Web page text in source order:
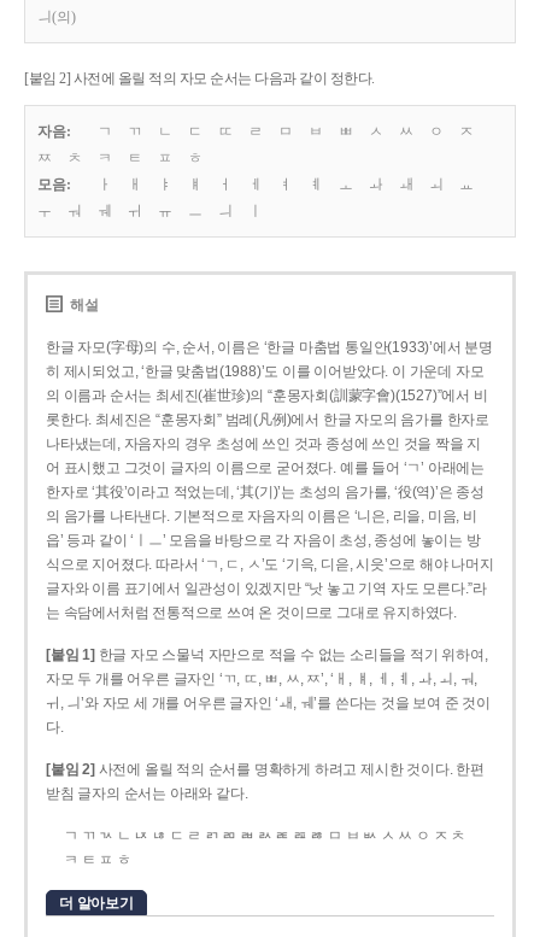
ㅢ(의)
[붙임 2] 사전에 올릴 적의 자모 순서는 다음과 같이 정한다.
자음: ㄱ ㄲ ㄴ ㄷ ㄸ ㄹ ㅁ ㅂ ㅃ ㅅ ㅆ ㅇ
ㅈ
ㅉ
ㅊ ㅋ ㅌ ㅍ
ㅎ
모음:
ㅏ ㅐ ㅑ ㅒ ㅓ ㅔ ㅕ ㅖ ㅗ ㅘ ㅙ ㅚ
ㅛ
ㅜ
ㅝ ㅞ ㅟ ㅠ ㅡ ㅢ
해설
한글 자모(字母)의 수, 순서, 이름은 ‘한글 마춤법 통일안(1933)’에서 분명
히 제시되었고, ‘한글 맞춤법(1988)’도 이를 이어받았다. 이 가운데 자모
의 이름과 순서는 최세진(崔世珍)의 “훈몽자회(訓蒙字會)(1527)”에서 비
롯한다. 최세진은 “훈몽자회” 범례(凡例)에서 한글 자모의 음가를 한자로
나타냈는데, 자음자의 경우 초성에 쓰인 것과 종성에 쓰인 것을 짝을 지
어 표시했고 그것이 글자의 이름으로 굳어졌다. 예를 들어 ‘ㄱ’ 아래에는
한자로 ‘其役’이라고 적었는데, ‘其(기)’는 초성의 음가를, ‘役(역)’은 종성
의 음가를 나타낸다. 기본적으로 자음자의 이름은 ‘니은, 리을, 미음, 비
읍’ 등과 같이 ‘ㅣㅡ’ 모음을 바탕으로 각 자음이 초성, 종성에 놓이는 방
식으로 지어졌다. 따라서 ‘ㄱ, ㄷ, ㅅ’도 ‘기윽, 디읃, 시읏’으로 해야 나머지
글자와 이름 표기에서 일관성이 있겠지만 “낫 놓고 기역 자도 모른다.”라
는 속담에서처럼 전통적으로 쓰여 온 것이므로 그대로 유지하였다.
[붙임 1] 한글 자모 스물넉 자만으로 적을 수 없는 소리들을 적기 위하여,
자모 두 개를 어우른 글자인 ‘ㄲ, ㄸ, ㅃ, ㅆ, ㅉ’, ‘ㅐ, ㅒ, ㅔ, ㅖ, ㅘ, ㅚ, ㅝ,
ㅟ, ㅢ’와 자모 세 개를 어우른 글자인 ‘ㅙ, ㅞ’를 쓴다는 것을 보여 준 것이
다.
[붙임 2] 사전에 올릴 적의 순서를 명확하게 하려고 제시한 것이다. 한편
받침 글자의 순서는 아래와 같다.
ㄱ ㄲ ㄳ ㄴ ㄵ ㄶ ㄷ ㄹ ㄺ ㄻ ㄼ ㄽ ㄾ ㄿ ㅀ ㅁ ㅂ ㅄ ㅅ ㅆ ㅇ ㅈ ㅊ
ㅋ ㅌ ㅍ ㅎ
더 알아보기